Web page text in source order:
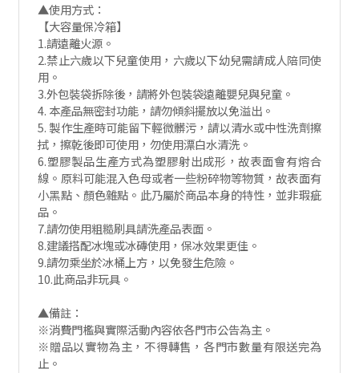
▲使用方式：
【大容量保冷箱】
1.請遠離火源。
2.禁止六歲以下兒童使用，六歲以下幼兒需請成人陪同使
用。
3.外包裝袋拆除後，請將外包裝袋遠離嬰兒與兒童。
4. 本產品無密封功能，請勿傾斜擺放以免溢出。
5. 製作生產時可能留下輕微髒污，請以清水或中性洗劑擦
拭，擦乾後即可使用，勿使用漂白水清洗。
6.塑膠製品生產方式為塑膠射出成形，故表面會有熔合
線。原料可能混入色母或者一些粉碎物等物質，故表面有
小黑點、顏色雜點。此乃屬於商品本身的特性，並非瑕疵
品。
7.請勿使用粗糙刷具請洗產品表面。
8.建議搭配冰塊或冰磚使用，保冰效果更佳。
9.請勿乘坐於冰桶上方，以免發生危險。
10.此商品非玩具。
▲備註：
※消費門檻與實際活動內容依各門市公告為主。
※贈品以實物為主，不得轉售，各門市數量有限送完為
止。